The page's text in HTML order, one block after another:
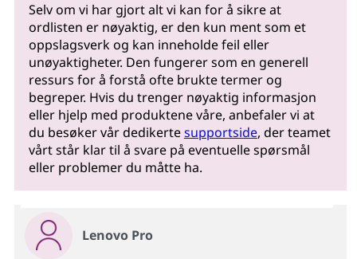
Selv om vi har gjort alt vi kan for å sikre at
ordlisten er nøyaktig, er den kun ment som et
oppslagsverk og kan inneholde feil eller
unøyaktigheter. Den fungerer som en generell
ressurs for å forstå ofte brukte termer og
begreper. Hvis du trenger nøyaktig informasjon
eller hjelp med produktene våre, anbefaler vi at
du besøker vår dedikertesupportside, der teamet
vårt står klar til å svare på eventuelle spørsmål
eller problemer du måtte ha.
Lenovo Pro